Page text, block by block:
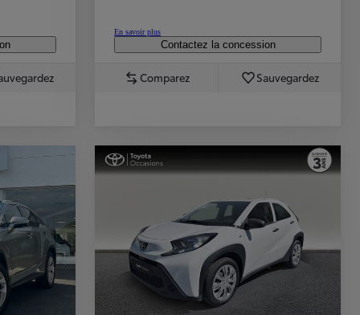
En savoir plus
Contactez la concession
Comparez Sauvegardez